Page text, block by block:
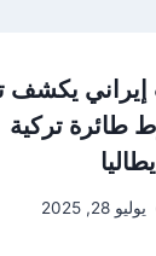
إيراني يكشف
طائرة تركية
يوليو 28, 2025